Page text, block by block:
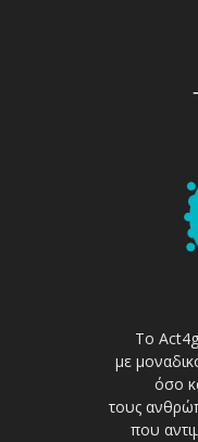
Το
με
όσο
τους
που